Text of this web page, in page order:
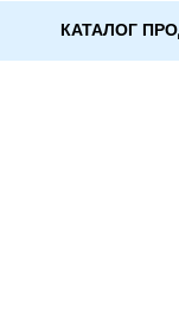
КАТАЛОГ